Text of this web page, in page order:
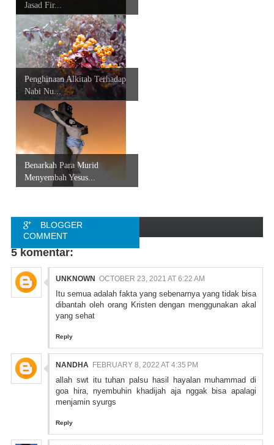
Jasad Fir...
Penghinaan Alkitab Terhadap
Nabi Nu...
Benarkah Para Murid
Menyembah Yesus...
BLOGGER
COMMENT
5 komentar:
UNKNOWN OCTOBER 23, 2021 AT 6:22 AM
Itu semua adalah fakta yang sebenarnya yang tidak bisa
dibantah oleh orang Kristen dengan menggunakan akal
yang sehat
Reply
NANDHA FEBRUARY 8, 2022 AT 4:35 PM
allah swt itu tuhan palsu hasil hayalan muhammad di
goa hira, nyembuhin khadijah aja nggak bisa apalagi
menjamin syurgs
Reply